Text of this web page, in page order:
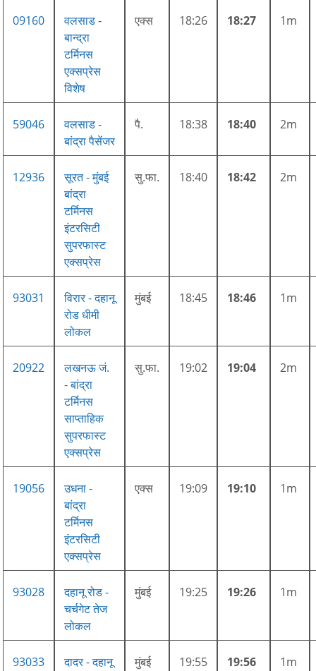
09160
वलसाड -
बान्द्रा
टर्मिनस
एक्सप्रेस
विशेष
एक्स 18:26 18:27 1m
59046
वलसाड -
बांद्रा पैसेंजर
पै. 18:38 18:40 2m
12936
सूरत - मुंबई
बांद्रा
टर्मिनस
इंटरसिटी
सुपरफास्ट
एक्सप्रेस
सु.फा. 18:40 18:42 2m
93031
विरार - दहानू
रोड धीमी
लोकल
मुंबई 18:45 18:46 1m
20922
लखनऊ जं.
- बांद्रा
टर्मिनस
साप्ताहिक
सुपरफास्ट
एक्सप्रेस
सु.फा. 19:02 19:04 2m
19056
उधना -
बांद्रा
टर्मिनस
इंटरसिटी
एक्सप्रेस
एक्स 19:09 19:10 1m
93028
दहानू रोड -
चर्चगेट तेज
लोकल
मुंबई 19:25 19:26 1m
93033
दादर - दहानू
मुंबई 19:55 19:56 1m